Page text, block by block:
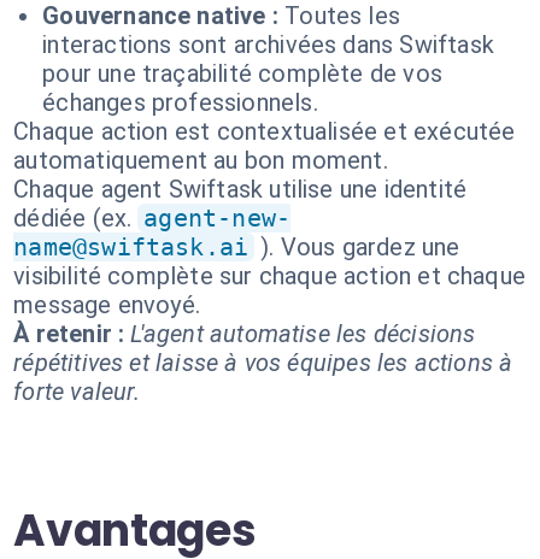
Gouvernance native : Toutes les
interactions sont archivées dans Swiftask
pour une traçabilité complète de vos
échanges professionnels.
Chaque action est contextualisée et exécutée
automatiquement au bon moment.
Chaque agent Swiftask utilise une identité
dédiée (ex. agent-new-
name@swiftask.ai ). Vous gardez une
visibilité complète sur chaque action et chaque
message envoyé.
À retenir : L'agent automatise les décisions
répétitives et laisse à vos équipes les actions à
forte valeur.
Avantages